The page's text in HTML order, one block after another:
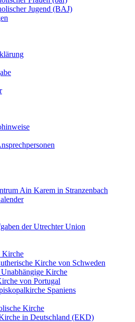
Jugend (BAJ)
Ain Karem in Stranzenbach
der Utrechter Union
Kirche
Kirche von Schweden
Kirche
von Portugal
Spaniens
Kirche
in Deutschland (EKD)